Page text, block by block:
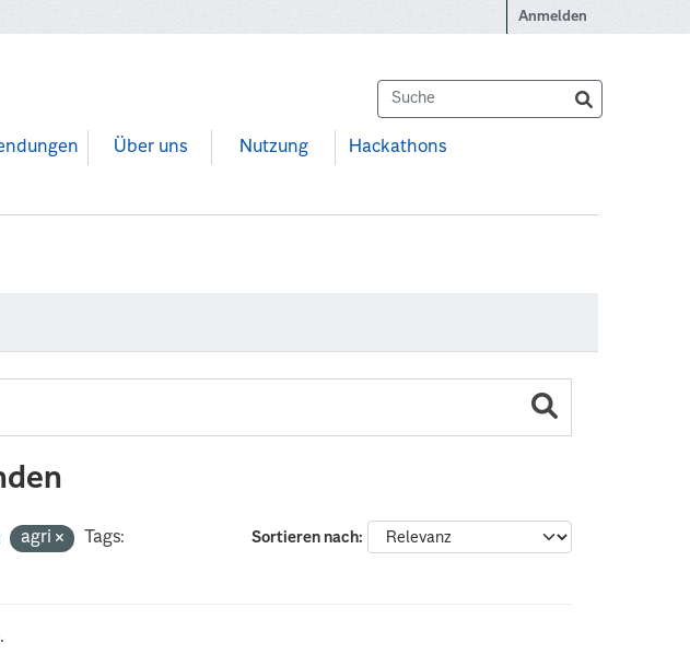
Anmelden
Über uns Nutzung Hackathons
Sortieren nach
agri
Tags: